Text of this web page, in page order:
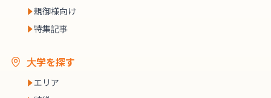
親御様向け
特集記事
大学を探す
エリア